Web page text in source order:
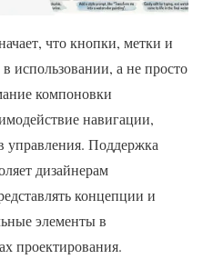
что кнопки, метки и
использовании, а не просто
компоновки
навигации,
управления. Поддержка
дизайнерам
концепции и
элементы в
проектирования.